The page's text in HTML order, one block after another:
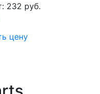
232 руб.
цену